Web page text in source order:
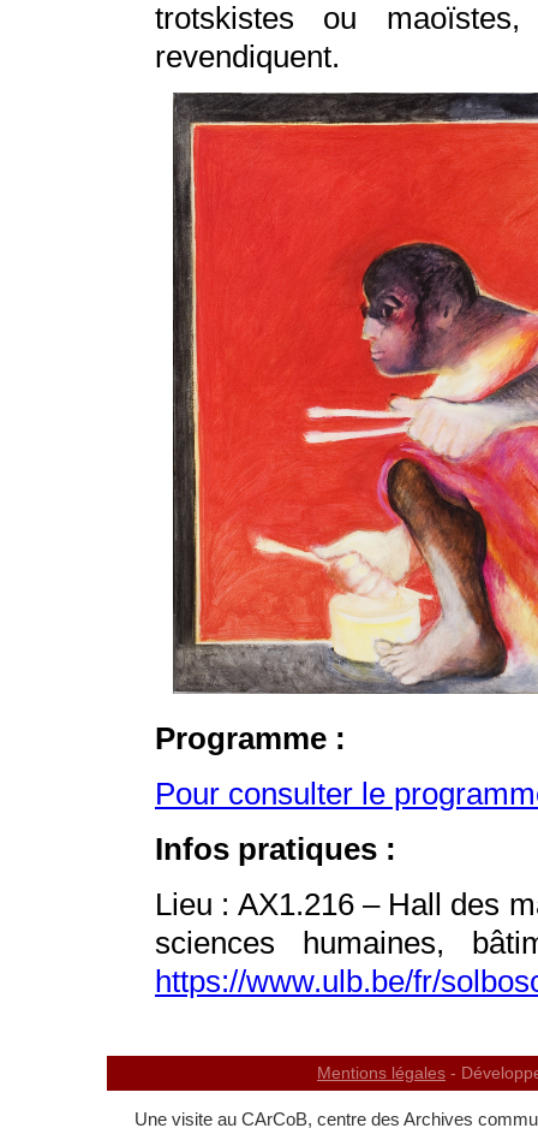
trotskistes ou
revendiquent.
Programme :
Pour consulter le
Infos pratiques :
Lieu : AX1.216 – Hall des
sciences humaines,
https://www.ulb.be/fr/
Mentions légales -
Une visite au CArCoB, centre des Archives